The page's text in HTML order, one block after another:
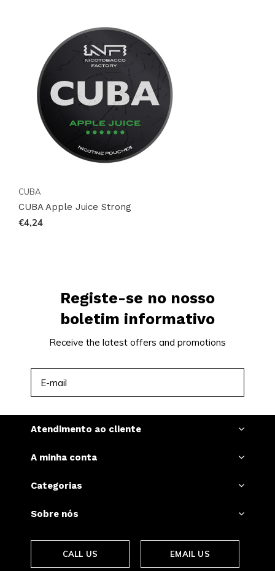
CUBA
CUBA Apple Juice Strong
€4,24
Registe-se no nosso
boletim informativo
Receive the latest offers and promotions
Atendimento ao cliente
A minha conta
Categorias
Sobre nós
CALL US EMAIL US